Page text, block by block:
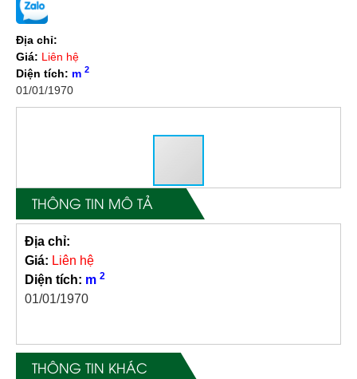
Địa chỉ:
Giá: Liên hệ
Diện tích: m 2
01/01/1970
THÔNG TIN MÔ TẢ
Địa chỉ:
Giá: Liên hệ
Diện tích: m 2
01/01/1970
THÔNG TIN KHÁC